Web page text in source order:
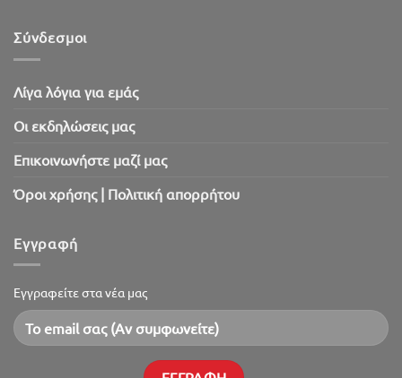
Σύνδεσμοι
Λίγα λόγια για εμάς
Oι εκδηλώσεις μας
Επικοινωνήστε μαζί μας
Όροι χρήσης | Πολιτική απορρήτου
Εγγραφή
Εγγραφείτε στα νέα μας